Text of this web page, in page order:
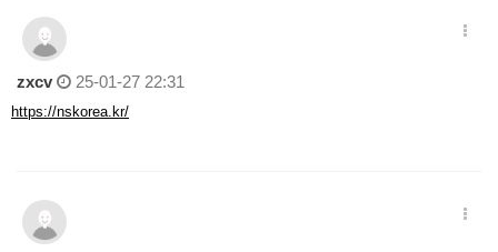
zxcv 25-01-27 22:31
https://nskorea.kr/